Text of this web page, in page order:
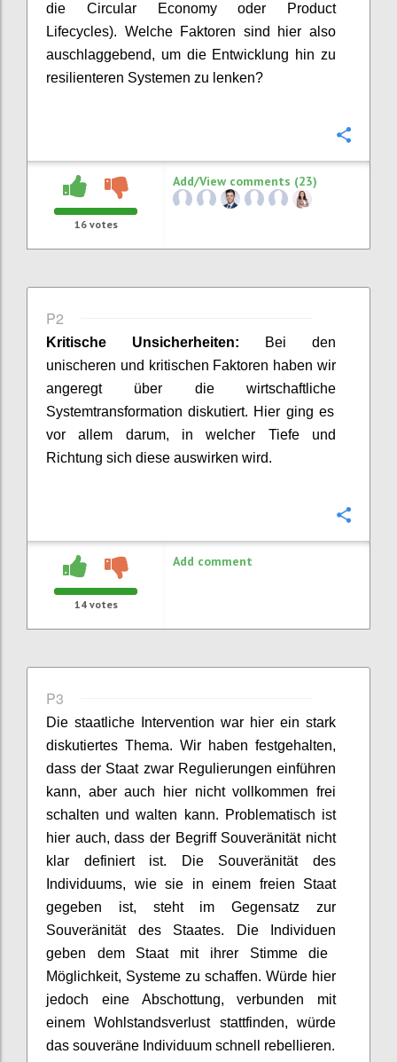
die CircularEconomy oder
Product
Lifecycles). Welche Faktoren sind hier also
auschlaggebend, um die Entwicklung hin zu
resilienteren Systemen zu lenken?
16votes
Add/View comments (23)
P2
Kritische Unsicherheiten:
Bei den
unischeren und kritischen Faktoren haben wir
angeregtüber diewirtschaftliche
Systemtransformationdiskutiert. Hier ging es
vor allem darum, in welcher Tiefe und
Richtung sich diese auswirken wird.
14votes
Add comment
P3
Die staatliche Intervention war hier ein stark
diskutiertes Thema. Wir haben festgehalten,
dass der Staat zwar Regulierungen einführen
kann, aber auch hier nicht vollkommen frei
schalten und walten kann. Problematisch ist
hier auch, dass der Begriff Souveränitätnicht
klar definiert ist. Die Souveränität des
Individuums, wie sie in einem freien Staat
gegeben ist, steht im Gegensatz zur
Souveränität des Staates. DieIndividuen
geben dem Staat mit ihrer Stimme die
Möglichkeit, Systeme zu schaffen. Würde hier
jedoch eine Abschottung, verbunden mit
einem Wohlstandsverlust stattfinden, würde
das souveräne Individuum schnell rebellieren.